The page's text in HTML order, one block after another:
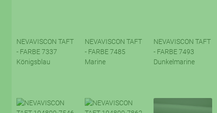
NEVAVISCON TAFT
- FARBE 7337
Königsblau
NEVAVISCON TAFT
- FARBE 7485
Marine
NEVAVISCON TAFT
- FARBE 7493
Dunkelmarine